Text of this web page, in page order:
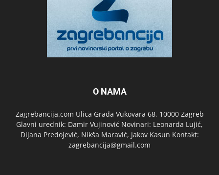
O NAMA
Zagrebancija.com Ulica Grada Vukovara 68, 10000 Zagreb
Glavni urednik: Damir Vujinović Novinari: Leonarda Lujić,
Dijana Predojević, Nikša Maravić, Jakov Kasun Kontakt:
zagrebancija@gmail.com